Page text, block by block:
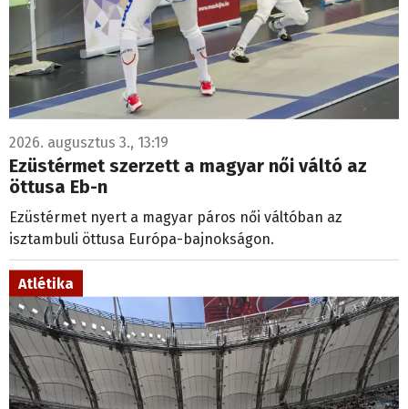
2026. augusztus 3., 13:19
Ezüstérmet szerzett a magyar női váltó az
öttusa Eb-n
Ezüstérmet nyert a magyar páros női váltóban az
Atlétika